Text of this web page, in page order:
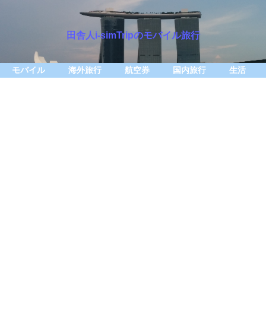
田舎人i-simTripのモバイル旅行
モバイル 海外旅行 航空券 国内旅行 生活